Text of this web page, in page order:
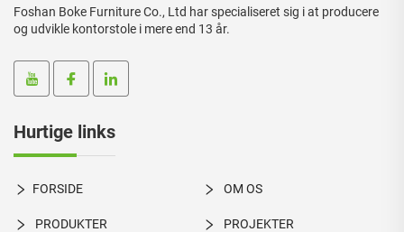
Foshan Boke Furniture Co., Ltd har specialiseret sig i at producere
og udvikle kontorstole i mere end 13 år.
Hurtige links
FORSIDE OM OS
PRODUKTER PROJEKTER